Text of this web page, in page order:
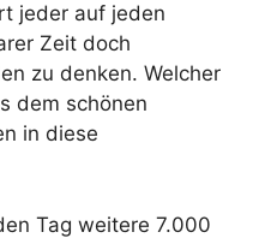
jeder auf jeden
Zeit doch
zu denken. Welcher
dem schönen
in diese
Tag weitere 7.000